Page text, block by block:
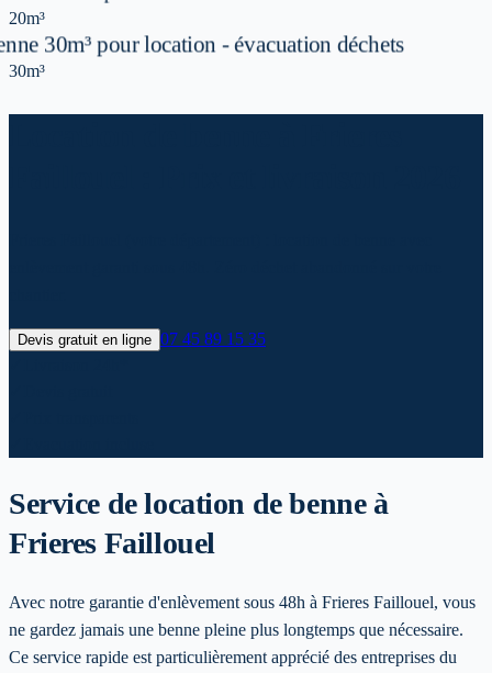
20m³
30m³
Devis gratuit en ligne 07 45 89 15 35
Service de location de benne à
Frieres Faillouel
Avec notre garantie d'enlèvement sous 48h à Frieres Faillouel, vous
ne gardez jamais une benne pleine plus longtemps que nécessaire.
Ce service rapide est particulièrement apprécié des entreprises du